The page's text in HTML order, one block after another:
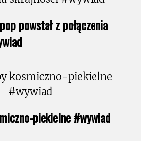
powstał z połączenia
piekielne #wywiad